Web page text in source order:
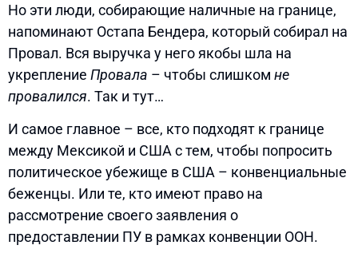
Но эти люди, собирающие наличные на границе,
напоминают Остапа Бендера, который собирал на
Провал. Вся выручка у него якобы шла на
укрепление Провала – чтобы слишком не
провалился. Так и тут…
И самое главное – все, кто подходят к границе
между Мексикой и США с тем, чтобы попросить
политическое убежище в США – конвенциальные
беженцы. Или те, кто имеют право на
рассмотрение своего заявления о
предоставлении ПУ в рамках конвенции ООН.